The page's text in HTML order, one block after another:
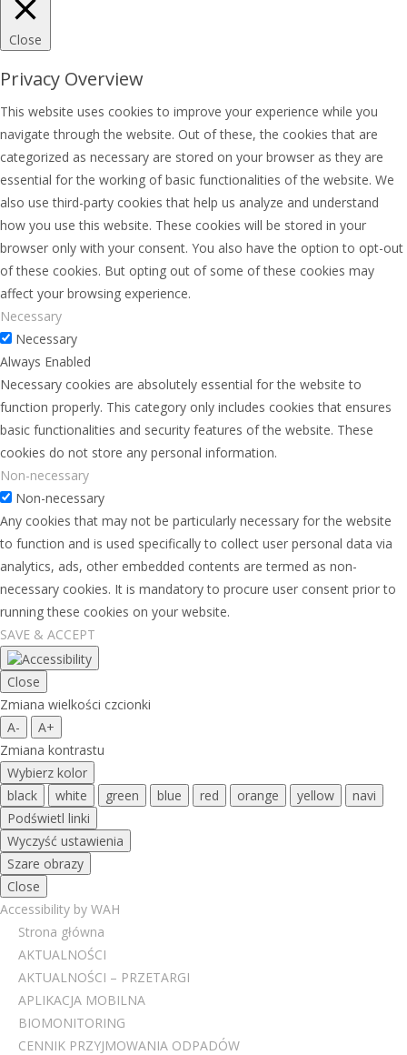
Close
Privacy Overview
This website uses cookies to improve your experience while you
navigate through the website. Out of these, the cookies that are
categorized as necessary are stored on your browser as they are
essential for the working of basic functionalities of the website. We
also use third-party cookies that help us analyze and understand
how you use this website. These cookies will be stored in your
browser only with your consent. You also have the option to opt-out
of these cookies. But opting out of some of these cookies may
affect your browsing experience.
Necessary
Necessary
Always Enabled
Necessary cookies are absolutely essential for the website to
function properly. This category only includes cookies that ensures
basic functionalities and security features of the website. These
cookies do not store any personal information.
Non-necessary
Non-necessary
Any cookies that may not be particularly necessary for the website
to function and is used specifically to collect user personal data via
analytics, ads, other embedded contents are termed as non-
necessary cookies. It is mandatory to procure user consent prior to
running these cookies on your website.
SAVE & ACCEPT
Close
Zmiana wielkości czcionki
A-
A+
Zmiana kontrastu
Wybierz kolor
black
white green blue red orange yellow
navi
Podświetl linki
Wyczyść ustawienia
Szare obrazy
Close
Accessibility by WAH
Strona główna
AKTUALNOŚCI
AKTUALNOŚCI – PRZETARGI
APLIKACJA MOBILNA
BIOMONITORING
CENNIK PRZYJMOWANIA ODPADÓW